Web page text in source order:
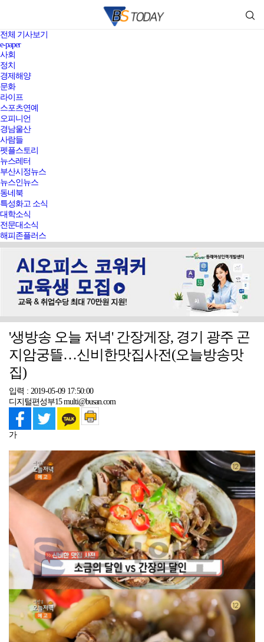
전체 기사보기
e-paper
사회
정치
경제해양
문화
라이프
스포츠연예
오피니언
경남울산
사람들
펫플스토리
뉴스레터
부산시정뉴스
뉴스인뉴스
동네북
특성화고 소식
대학소식
전문대소식
해피존플러스
'생방송 오늘 저녁' 간장게장, 경기 광주 곤
지암궁뜰…신비한맛집사전(오늘방송맛
집)
입력 : 2019-05-09 17:50:00
디지털편성부15 multi@busan.com
가